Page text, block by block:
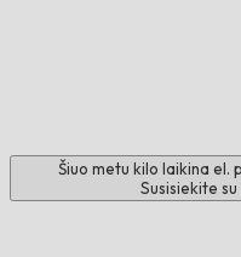
Šiuo metu kilo laikina el.
Susisiekite